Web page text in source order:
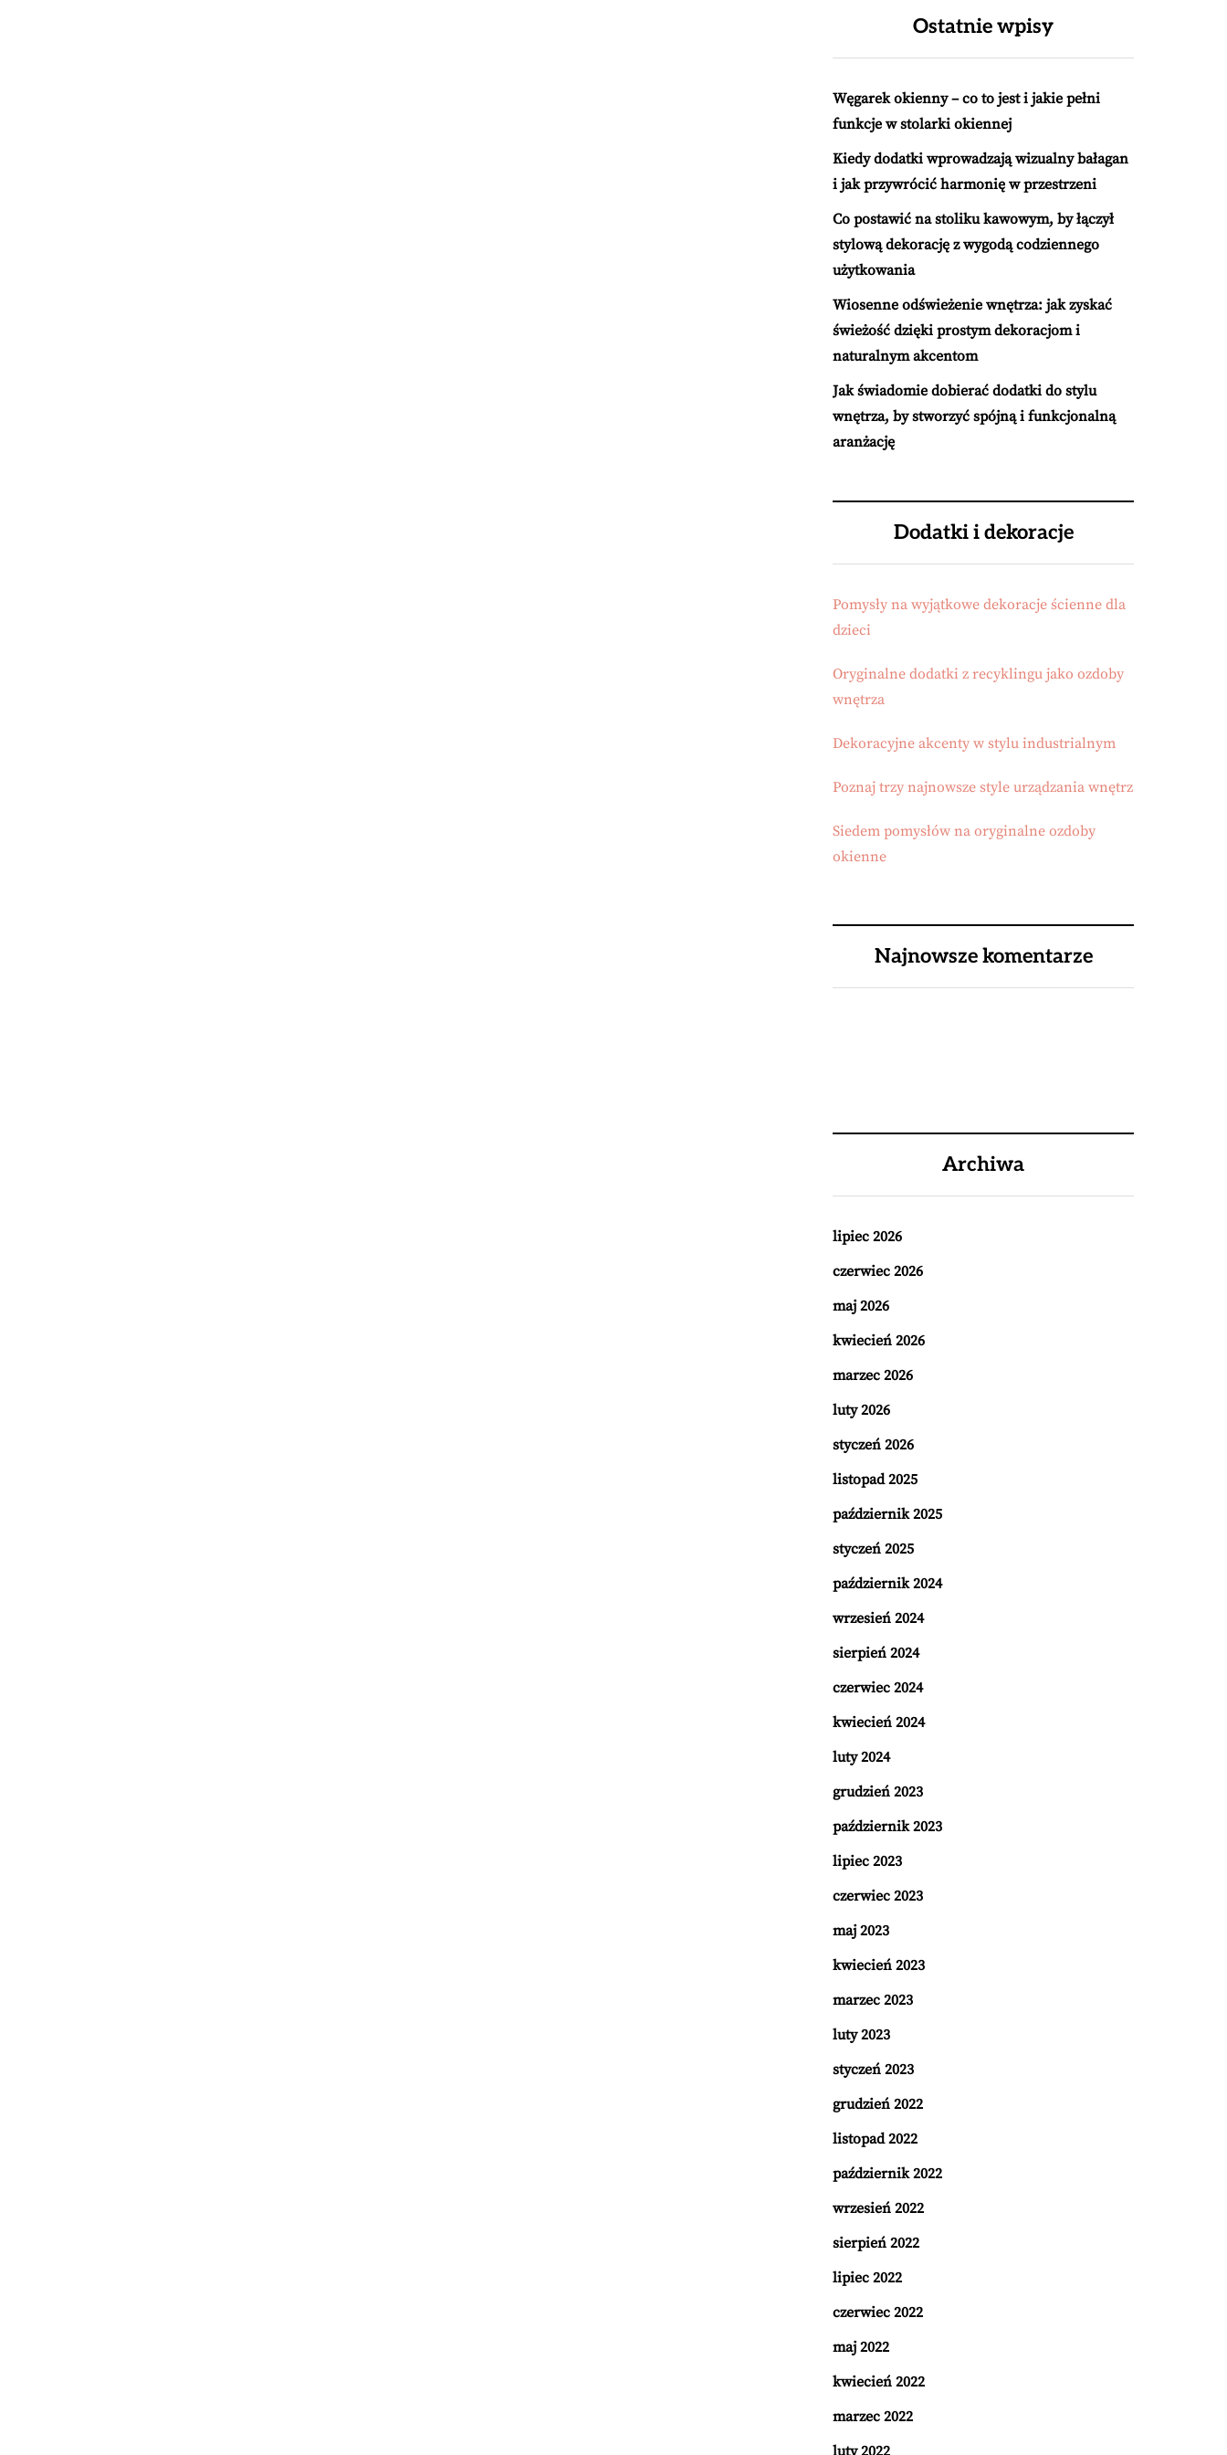
Ostatnie wpisy
Węgarek okienny – co to jest i jakie pełni
funkcje w stolarki okiennej
Kiedy dodatki wprowadzają wizualny bałagan
i jak przywrócić harmonię w przestrzeni
Co postawić na stoliku kawowym, by łączył
stylową dekorację z wygodą codziennego
użytkowania
Wiosenne odświeżenie wnętrza: jak zyskać
świeżość dzięki prostym dekoracjom i
naturalnym akcentom
Jak świadomie dobierać dodatki do stylu
wnętrza, by stworzyć spójną i funkcjonalną
aranżację
Dodatki i dekoracje
Pomysły na wyjątkowe dekoracje ścienne dla
dzieci
Oryginalne dodatki z recyklingu jako ozdoby
wnętrza
Dekoracyjne akcenty w stylu industrialnym
Poznaj trzy najnowsze style urządzania wnętrz
Siedem pomysłów na oryginalne ozdoby
okienne
Najnowsze komentarze
Archiwa
lipiec 2026
czerwiec 2026
maj 2026
kwiecień 2026
marzec 2026
luty 2026
styczeń 2026
listopad 2025
październik 2025
styczeń 2025
październik 2024
wrzesień 2024
sierpień 2024
czerwiec 2024
kwiecień 2024
luty 2024
grudzień 2023
październik 2023
lipiec 2023
czerwiec 2023
maj 2023
kwiecień 2023
marzec 2023
luty 2023
styczeń 2023
grudzień 2022
listopad 2022
październik 2022
wrzesień 2022
sierpień 2022
lipiec 2022
czerwiec 2022
maj 2022
kwiecień 2022
marzec 2022
luty 2022